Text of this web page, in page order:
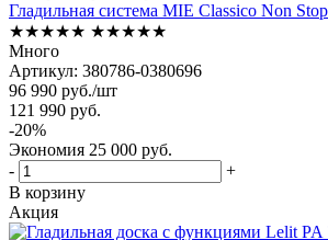
Гладильная система MIE Classico Non
★★★★★ ★★★★★
Много
Артикул: 380786-0380696
96 990 руб./шт
121 990 руб.
-20%
Экономия 25 000 руб.
-
+
В корзину
Акция